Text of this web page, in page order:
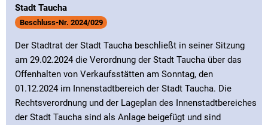
Stadt Taucha
Beschluss-Nr. 2024/029
Der Stadtrat der Stadt Taucha beschließt in seiner Sitzung
am 29.02.2024 die Verordnung der Stadt Taucha über das
Offenhalten von Verkaufsstätten am Sonntag, den
01.12.2024 im Innenstadtbereich der Stadt Taucha. Die
Rechtsverordnung und der Lageplan des Innenstadtbereiches
der Stadt Taucha sind als Anlage beigefügt und sind